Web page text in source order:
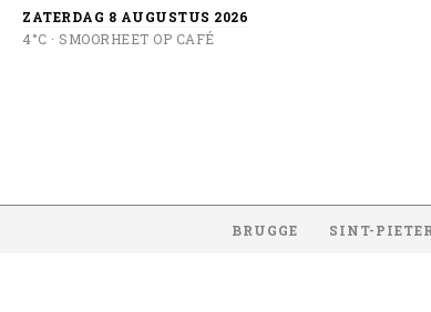
ZATERDAG 8 AUGUSTUS 2026
4°C · SMOORHEET OP CAFÉ
BRUGGE SINT-